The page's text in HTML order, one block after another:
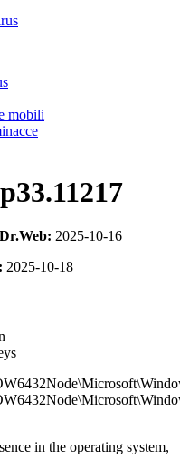
mobili
2025-10-16
2025-10-18
in the operating system,